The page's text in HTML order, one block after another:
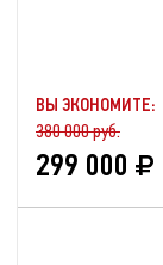
ВЫ ЭКОНОМИТЕ:
380 000 руб.
299 000